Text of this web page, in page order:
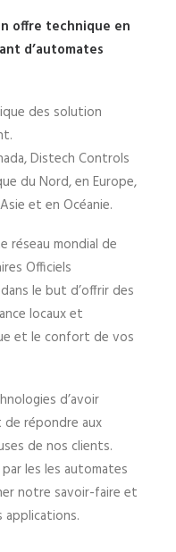
offre technique en
d’automates
des solution
Distech Controls
du Nord, en Europe,
et en Océanie.
réseau mondial de
Officiels
le but d’offrir des
locaux et
et le confort de vos
d’avoir
répondre aux
de nos clients.
les les automates
notre savoir-faire et